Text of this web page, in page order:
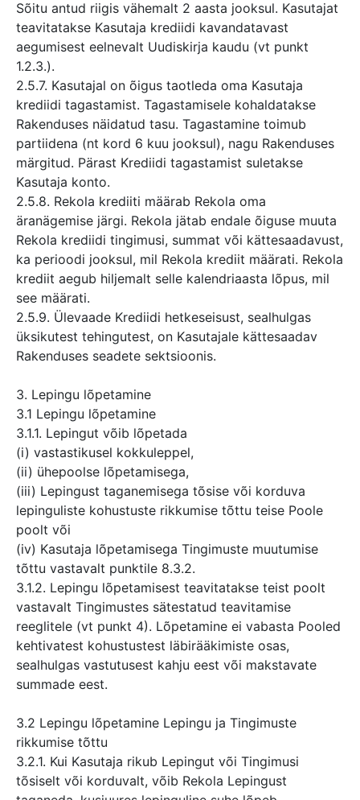
Sõitu antud riigis vähemalt 2 aasta jooksul. Kasutajat
teavitatakse Kasutaja krediidi kavandatavast
aegumisest eelnevalt Uudiskirja kaudu (vt punkt
1.2.3.).
2.5.7. Kasutajal on õigus taotleda oma Kasutaja
krediidi tagastamist. Tagastamisele kohaldatakse
Rakenduses näidatud tasu. Tagastamine toimub
partiidena (nt kord 6 kuu jooksul), nagu Rakenduses
märgitud. Pärast Krediidi tagastamist suletakse
Kasutaja konto.
2.5.8. Rekola krediiti määrab Rekola oma
äranägemise järgi. Rekola jätab endale õiguse muuta
Rekola krediidi tingimusi, summat või kättesaadavust,
ka perioodi jooksul, mil Rekola krediit määrati. Rekola
krediit aegub hiljemalt selle kalendriaasta lõpus, mil
see määrati.
2.5.9. Ülevaade Krediidi hetkeseisust, sealhulgas
üksikutest tehingutest, on Kasutajale kättesaadav
Rakenduses seadete sektsioonis.
3. Lepingu lõpetamine
3.1 Lepingu lõpetamine
3.1.1. Lepingut võib lõpetada
(i) vastastikusel kokkuleppel,
(ii) ühepoolse lõpetamisega,
(iii) Lepingust taganemisega tõsise või korduva
lepinguliste kohustuste rikkumise tõttu teise Poole
poolt või
(iv) Kasutaja lõpetamisega Tingimuste muutumise
tõttu vastavalt punktile 8.3.2.
3.1.2. Lepingu lõpetamisest teavitatakse teist poolt
vastavalt Tingimustes sätestatud teavitamise
reeglitele (vt punkt 4). Lõpetamine ei vabasta Pooled
kehtivatest kohustustest läbirääkimiste osas,
sealhulgas vastutusest kahju eest või makstavate
summade eest.
3.2 Lepingu lõpetamine Lepingu ja Tingimuste
rikkumise tõttu
3.2.1. Kui Kasutaja rikub Lepingut või Tingimusi
tõsiselt või korduvalt, võib Rekola Lepingust